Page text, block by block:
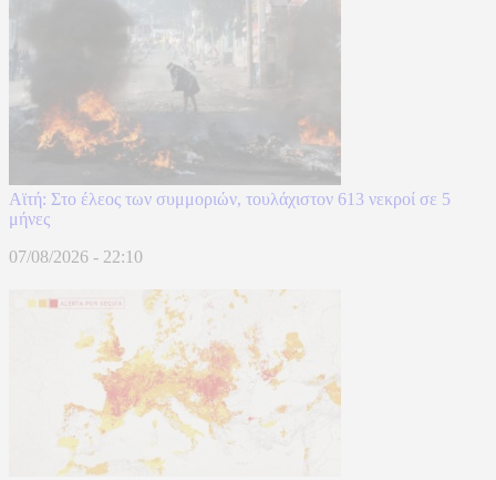
Αϊτή: Στο έλεος των συμμοριών, τουλάχιστον 613 νεκροί σε 5
μήνες
07/08/2026 - 22:10